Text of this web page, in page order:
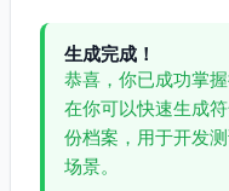
生成完成！
恭喜，你已成功掌
在你可以快速生成
份档案，用于开发
场景。